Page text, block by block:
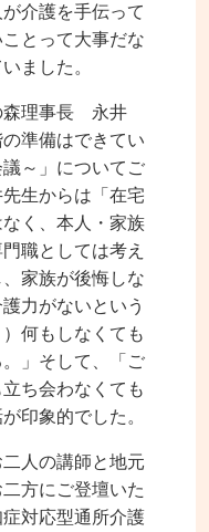
介護を手伝って
とって大事だな
ました。
森理事長 永井
準備はできてい
～」についてご
生からは「在宅
く、本人・家族
職としては考え
家族が後悔しな
力がないという
何もしなくても
」そして、「ご
ち会わなくても
印象的でした。
人の講師と地元
方にご登壇いた
対応型通所介護